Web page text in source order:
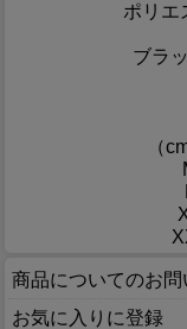
ポリエ
ブラ
（
商品についてのお問
お気に入りに登録